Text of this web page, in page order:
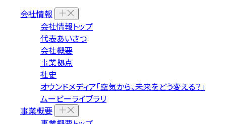
会社情報
会社情報トップ
代表あいさつ
会社概要
事業拠点
社史
オウンドメディア「空気から、未来をどう変える？」
ムービーライブラリ
事業概要